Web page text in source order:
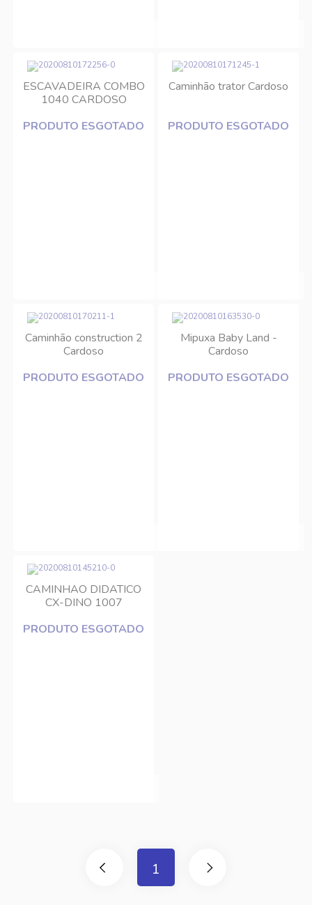
ESCAVADEIRA COMBO
1040 CARDOSO
PRODUTO ESGOTADO
Caminhão trator Cardoso
PRODUTO ESGOTADO
Caminhão construction 2
Cardoso
PRODUTO ESGOTADO
Mipuxa Baby Land -
Cardoso
PRODUTO ESGOTADO
CAMINHAO DIDATICO
CX-DINO 1007
PRODUTO ESGOTADO
1